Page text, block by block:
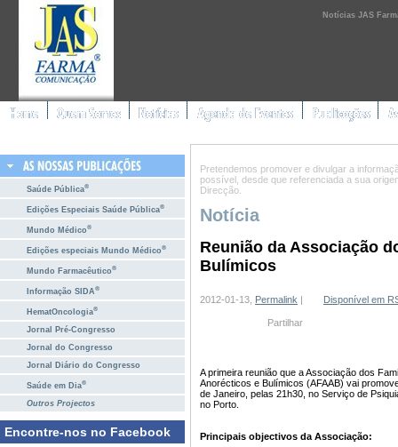
Notícias JAS
Saúde Pública®
Edições Especiais Saúde Pública®
Mundo Médico®
Edições especiais Mundo Médico®
Mundo Farmacêutico®
Informação SIDA®
HematOncologia®
Jornal Pré-Congresso
Jornal do Congresso
Jornal Diário do Congresso
Saúde em Dia®
Outros Projectos
Encontre-nos no Facebook
Pretendemos promover e divulgar a
possível, desde que referenciada a sua
Direcção.
Notícia
Reunião da Associação
Bulímicos
2012-01-13, Permalink | Disponível em
Partilhar
A primeira reunião que a Associação dos
Anorécticos e Bulímicos (AFAAB) vai
de Janeiro, pelas 21h30, no Serviço de
no Porto.
Principais objectivos da Associação: